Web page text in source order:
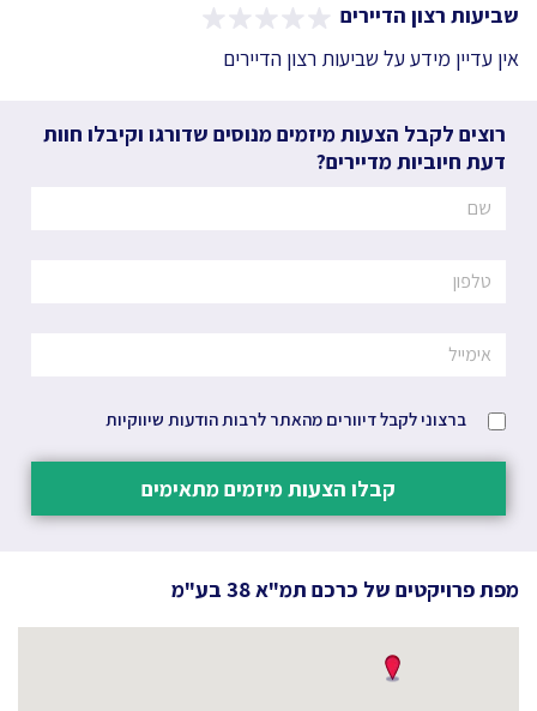
שביעות רצון הדיירים
אין עדיין מידע על שביעות רצון הדיירים
רוצים לקבל הצעות מיזמים מנוסים שדורגו וקיבלו חוות
דעת חיוביות מדיירים?
ברצוני לקבל דיוורים מהאתר לרבות הודעות שיווקיות
קבלו הצעות מיזמים מתאימים
מפת פרויקטים של כרכם תמ"א 38 בע"מ